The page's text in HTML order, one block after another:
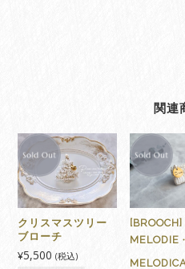
関連
クリスマスツリー
ブローチ
¥5,500 (税込)
MELODIE